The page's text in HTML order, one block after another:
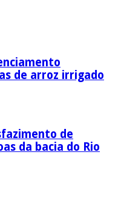
de arroz irrigado
de
da bacia do Rio